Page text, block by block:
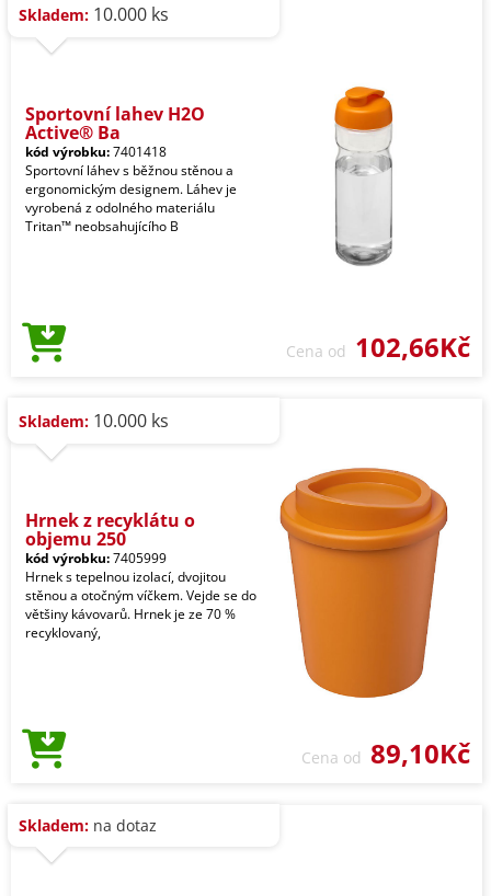
Skladem: 10.000 ks
Sportovní lahev H2O
Active® Ba
kód výrobku:7401418
Sportovní láhev s běžnou stěnou a
ergonomickým designem. Láhev je
vyrobená z odolného materiálu
Tritan™ neobsahujícího B
Cena od 102,66Kč
Skladem: 10.000 ks
Hrnek z recyklátu o
objemu 250
kód výrobku:7405999
Hrnek s tepelnou izolací, dvojitou
stěnou a otočným víčkem. Vejde se do
většiny kávovarů. Hrnek je ze 70 %
recyklovaný,
Cena od 89,10Kč
Skladem: na dotaz